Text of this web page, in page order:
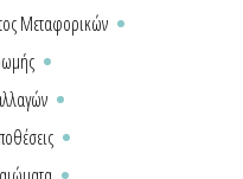
Μεταφορικών